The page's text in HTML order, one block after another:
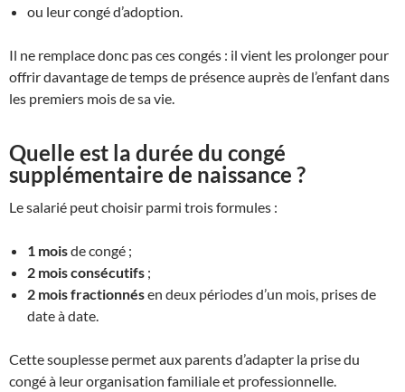
ou leur congé d’adoption.
Il ne remplace donc pas ces congés : il vient les prolonger pour
offrir davantage de temps de présence auprès de l’enfant dans
les premiers mois de sa vie.
Quelle est la durée du congé
supplémentaire de naissance ?
Le salarié peut choisir parmi trois formules :
1 moisde congé ;
2 mois consécutifs ;
2 mois fractionnésen deux périodes d’un mois, prises de
date à date.
Cette souplesse permet aux parents d’adapter la prise du
congé à leur organisation familiale et professionnelle.